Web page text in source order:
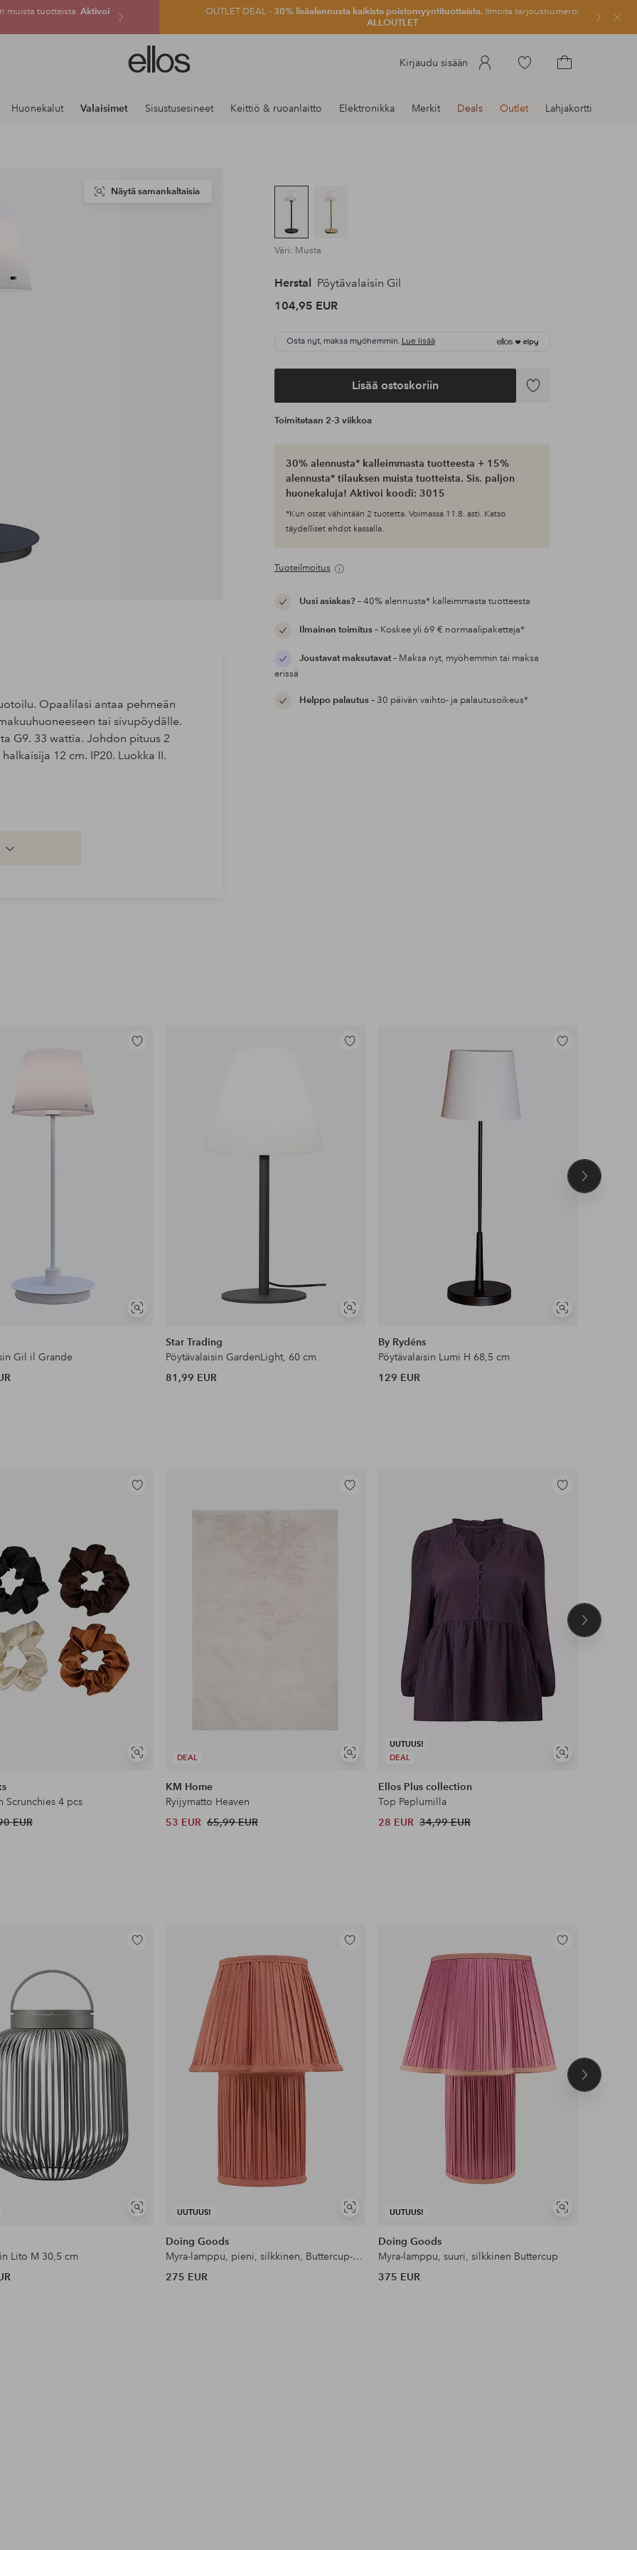
muista tuotteista. Aktivoi
OUTLET DEAL -30% lisäalennusta kaikista poistomyyntituotteista.Ilmoita tarjousnumero:
ALLOUTLET
Sulje
Ellos-
logo
siirry
Kirjaudu sisään
Siirry
Huonekalut Valaisimet Sisustusesineet Keittiö & ruoanlaitto Elektronikka Merkit Deals Outlet Lahjakortti
Näytä samankaltaisia
Väri: Musta
Herstal
Pöytävalaisin Gil
104,95 EUR
Osta nyt, maksa myöhemmin. Lue lisää
Lisää ostoskoriin
Lisää
Toimitetaan 2-3 viikkoa
30% alennusta* kalleimmasta tuotteesta + 15%
alennusta* tilauksen muista tuotteista. Sis. paljon
huonekaluja! Aktivoi koodi: 3015
*Kun ostat vähintään 2 tuotetta. Voimassa 11.8. asti. Katso
täydelliset ehdot kassalla.
Tuoteilmoitus
Uusi asiakas?– 40% alennusta* kalleimmasta tuotteesta
Ilmainen toimitus– Koskee yli 69 € normaalipaketteja*
Joustavat maksutavat– Maksa nyt, myöhemmin tai maksa
erissä
Helppo palautus– 30 päivän vaihto- ja palautusoikeus*
Opaalilasi antaa pehmeän
tai sivupöydälle.
G9. 33 wattia. Johdon pituus 2
12 cm. IP20. Luokka II.
Näytä
Lisää
Gil il Grande
Näytä
Lisää
Star Trading
Pöytävalaisin GardenLight, 60 cm
81,99 EUR
Näytä
Lisää
By Rydéns
Pöytävalaisin Lumi H 68,5 cm
129 EUR
Seuraava
Näytä
Lisää
Scrunchies 4 pcs
EUR
DEAL
Näytä
Lisää
KM Home
Ryijymatto Heaven
53 EUR 65,99 EUR
UUTUUS!
DEAL
Näytä
Lisää
Ellos Plus collection
Top Peplumilla
28 EUR 34,99 EUR
Seuraava
Näytä
Lisää
Lito M 30,5 cm
UUTUUS!
Näytä
Lisää
Doing Goods
Myra-lamppu, pieni, silkkinen, Buttercup-malli
275 EUR
UUTUUS!
Näytä
Lisää
Doing Goods
Myra-lamppu, suuri, silkkinen Buttercup
375 EUR
Seuraava